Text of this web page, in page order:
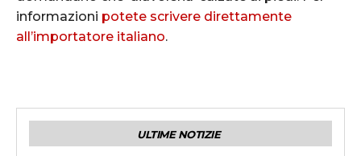
informazioni potete scrivere direttamente
all’importatore italiano.
ULTIME NOTIZIE